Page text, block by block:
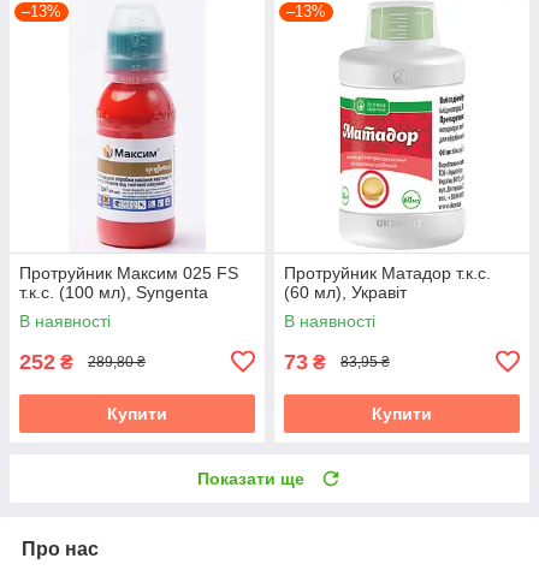
–13%
Протруйник Максим 025 FS
т.к.с. (100 мл), Syngenta
В наявності
252 ₴ 289,80 ₴
Купити
–13%
Протруйник Матадор т.к.с.
(60 мл), Укравіт
В наявності
73 ₴ 83,95 ₴
Купити
Показати ще
Про нас